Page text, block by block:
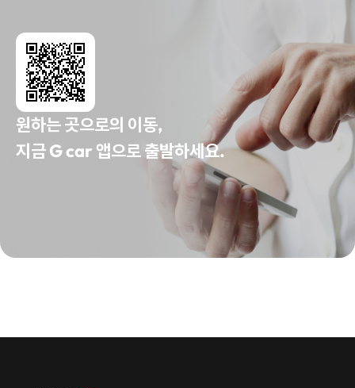
원하는 곳으로의 이동,
지금 G car 앱으로 출발하세요.